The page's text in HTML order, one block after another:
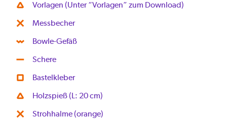
Vorlagen (Unter “Vorlagen” zum Download)
Messbecher
Bowle-Gefäß
Schere
Bastelkleber
Holzspieß (L: 20 cm)
Strohhalme (orange)